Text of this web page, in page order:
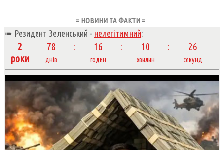
= НОВИНИ ТА ФАКТИ =
➠ Резидент Зеленський - нелегітимний:
2
роки
78 16 10 28